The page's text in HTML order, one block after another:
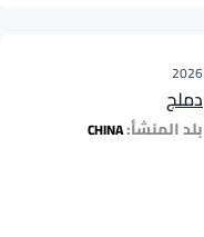
2026
دملج
بلد المنشأ:CHINA